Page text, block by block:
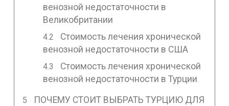
венозной недостаточности в
Великобритании
Стоимость лечения хронической
венозной недостаточности в США
Стоимость лечения хронической
венозной недостаточности в Турции
ПОЧЕМУ СТОИТ ВЫБРАТЬ ТУРЦИЮ ДЛЯ